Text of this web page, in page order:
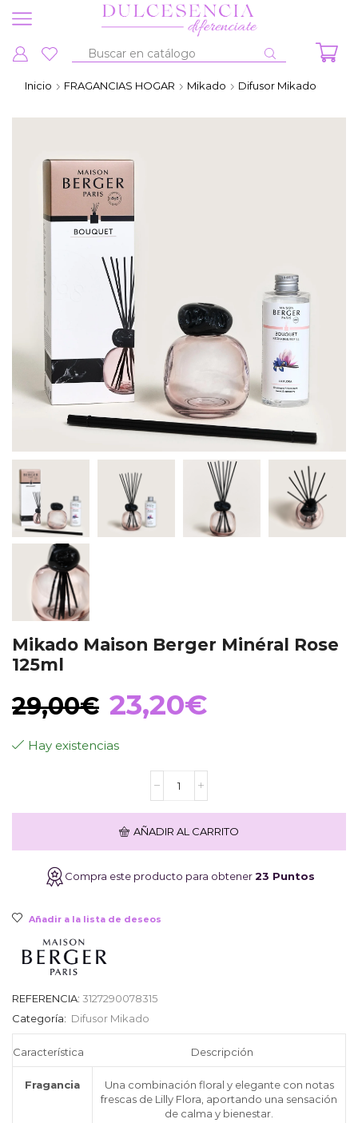
Entrada
búsqueda
Inicio FRAGANCIAS HOGAR Mikado Difusor Mikado
Mikado Maison Berger Minéral Rose
125ml
29,00€ El
precio
original
era:
29,00€.
23,20€
actual
es:
23,20€.
Hay existencias
Maison
Rose
125ml
AÑADIR AL CARRITO
Compra este producto para obtener23 Puntos
Añadir a la lista de deseos
REFERENCIA: 3127290078315
Categoría: Difusor Mikado
Característica Descripción
Fragancia
Una combinación floral y elegante con notas
frescas de Lilly Flora, aportando una sensación
de calma y bienestar.